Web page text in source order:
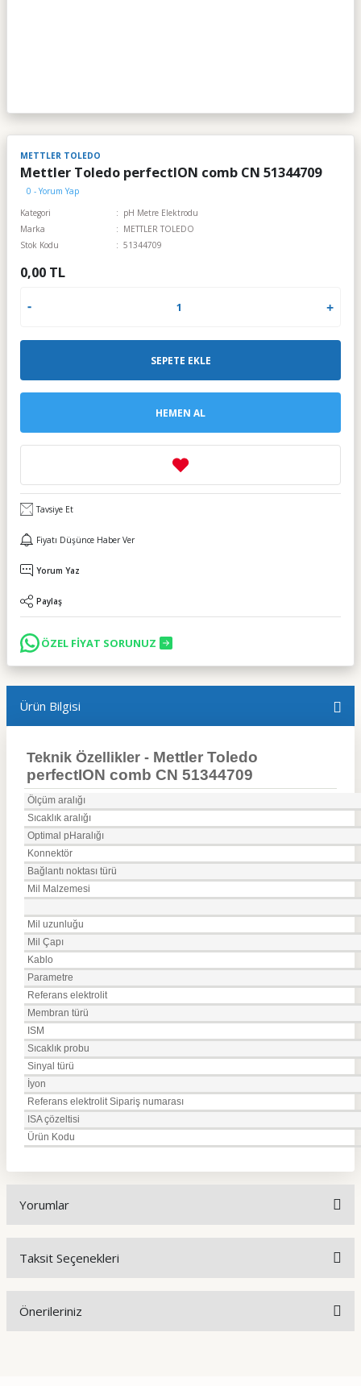
METTLER TOLEDO
Mettler Toledo perfectION comb CN 51344709
0 - Yorum Yap
Kategori
pH Metre Elektrodu
Marka
METTLER TOLEDO
Stok Kodu
51344709
0,00 TL
SEPETE EKLE
HEMEN AL
Tavsiye Et
Fiyatı Düşünce Haber Ver
Yorum Yaz
Paylaş
ÖZEL FİYAT SORUNUZ
Ürün Bilgisi
Teknik Özellikler - Mettler Toledo
perfectION comb CN 51344709
Ölçüm aralığı
Sıcaklık aralığı
Optimal pHaralığı
Konnektör
Bağlantı noktası türü
Mil Malzemesi
Mil uzunluğu
Mil Çapı
Kablo
Parametre
Referans elektrolit
Membran türü
ISM
Sıcaklık probu
Sinyal türü
İyon
Referans elektrolit Sipariş numarası
ISA çözeltisi
Ürün Kodu
Yorumlar
Taksit Seçenekleri
Önerileriniz